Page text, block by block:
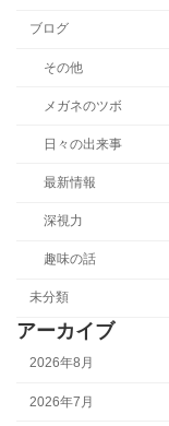
ブログ
その他
メガネのツボ
日々の出来事
最新情報
深視力
趣味の話
未分類
アーカイブ
2026年8月
2026年7月